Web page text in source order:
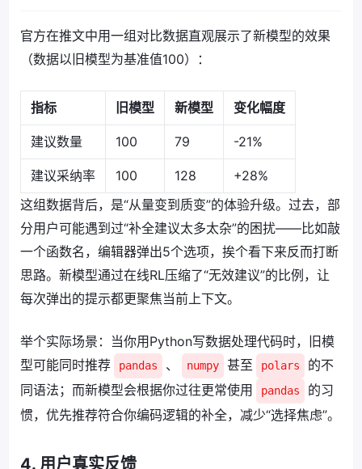
官方在推文中用一组对比数据直观展示了新模型的效果
（数据以旧模型为基准值100）：
指标 旧模型 新模型 变化幅度
建议数量 100 79 -21%
建议采纳率 100 128
+28%
这组数据背后，是“从量变到质变”的体验升级。过去，部
分用户可能遇到过“补全建议太多太杂”的困扰——比如敲
一个函数名，编辑器弹出5个选项，挨个看下来反而打断
思路。新模型通过在线RL压缩了“无效建议”的比例，让
每次弹出的提示都更聚焦当前上下文。
举个实际场景：当你用Python写数据处理代码时，旧模
型可能同时推荐
pandas 、 numpy 甚至 polars
的不
同语法；而新模型会根据你过往更常使用
pandas
的习
惯，优先推荐符合你编码逻辑的补全，减少“选择焦虑”。
4. 用户真实反馈